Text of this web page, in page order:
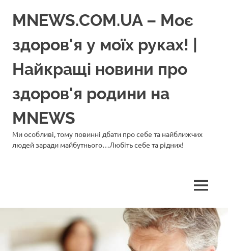
MNEWS.COM.UA – Моє
здоров'я у моїх руках! |
Найкращі новини про
здоров'я родини на
MNEWS
Ми особливі, тому повинні дбати про себе та найближчих
людей заради майбутнього…Любіть себе та рідних!
МЕНЮ